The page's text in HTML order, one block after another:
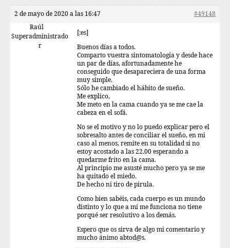
2 de mayo de 2020 a las 16:47
#49148
Raúl
Superadministrado
r
[:es]
Buenos días a todos.
Comparto vuestra sintomatología y desde hace
un par de días, afortunadamente he
conseguido que desapareciera de una forma
muy simple.
Sólo he cambiado el hábito de sueño.
Me explico,
Me meto en la cama cuando ya se me cae la
cabeza en el sofá.
No se el motivo y no lo puedo explicar pero el
sobresalto antes de conciliar el sueño, en mi
caso al menos, remite en su totalidad si no
estoy acostado a las 22.00 esperando a
quedarme frito en la cama.
Al principio me asusté mucho pero ya se me
ha quitado el miedo.
De hecho ni tiro de pirula.
Como bien sabéis, cada cuerpo es un mundo
distinto y lo que a mí me funciona no tiene
porqué ser resolutivo a los demás.
Espero que os sirva de algo mi comentario y
mucho ánimo abtod@s.